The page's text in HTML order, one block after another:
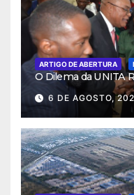
ARTIGO DE ABERTURA
O Dilema da UNITA
6 DE AGOSTO,